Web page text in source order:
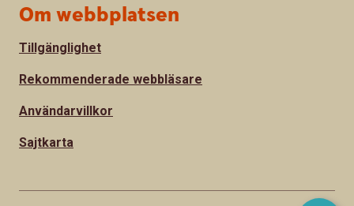
Om webbplatsen
Tillgänglighet
Rekommenderade webbläsare
Användarvillkor
Sajtkarta